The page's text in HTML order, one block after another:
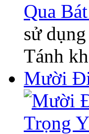
sử
Tánh
Mười